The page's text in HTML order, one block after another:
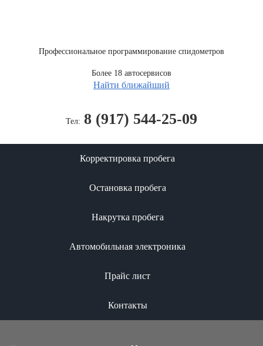
Профессиональное программирование спидометров
Более 18 автосервисов
Найти ближайший
Тел: 8 (917) 544-25-09
Корректировка пробега
Остановка пробега
Накрутка пробега
Автомобильная электроника
Прайс лист
Контакты